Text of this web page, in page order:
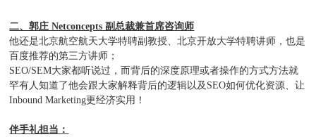
二、郭庄 Netconcepts 副总裁兼首席咨询师
他还是北京航空航天大学特聘副教授、北京开放大学特聘讲师，也是
百度推荐的第三方讲师；
SEO/SEM大家都听说过，而背后的深度原理或者操作的方式方法就
罕有人知道了他会跟大家解释背后的逻辑以及SEO如何优化资源、让
Inbound Marketing更经济实用！
伴手礼担当：